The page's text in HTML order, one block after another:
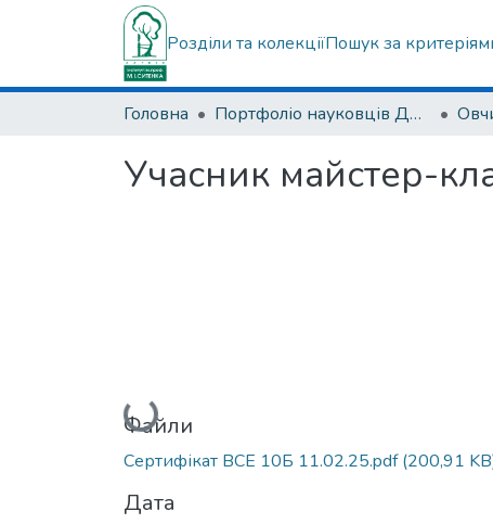
Розділи та колекціїПошук за
Головна Портфоліо науковців ДУ "ІПХС ім. проф. М.І. Ситенка"
Учасник майстер-
Вантажиться...
Файли
Сертифікат ВСЕ 10Б 11.02.25.pdf(200,91
Дата